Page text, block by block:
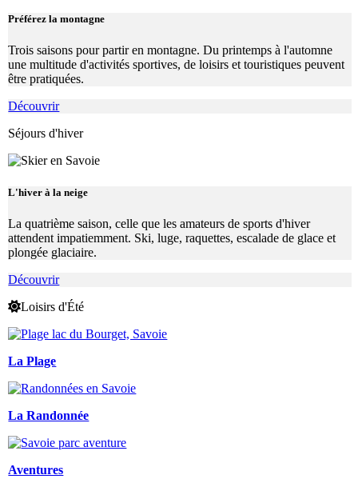
Préférez la montagne
Trois saisons pour partir en montagne. Du printemps à l'automne
une multitude d'activités sportives, de loisirs et touristiques peuvent
être pratiquées.
Découvrir
Séjours d'hiver
L'hiver à la neige
La quatrième saison, celle que les amateurs de sports d'hiver
attendent impatiemment. Ski, luge, raquettes, escalade de glace et
plongée glaciaire.
Découvrir
Loisirs d'Été
La Plage
La Randonnée
Aventures